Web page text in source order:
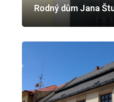
Rodný dům Jana